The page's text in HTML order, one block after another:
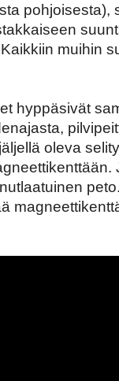
pohjoisesta),
muihin
hyppäsivät
oleva